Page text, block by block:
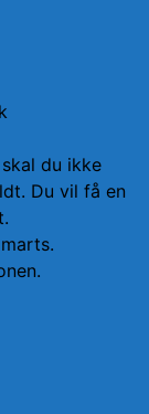
du ikke
Du vil få en